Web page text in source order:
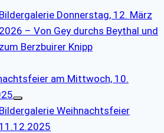
Bildergalerie Donnerstag, 12. März
2026 – Von Gey durchs Beythal und
zum Berzbuirer Knipp
am Mittwoch, 10.
Bildergalerie Weihnachtsfeier
11.12.2025